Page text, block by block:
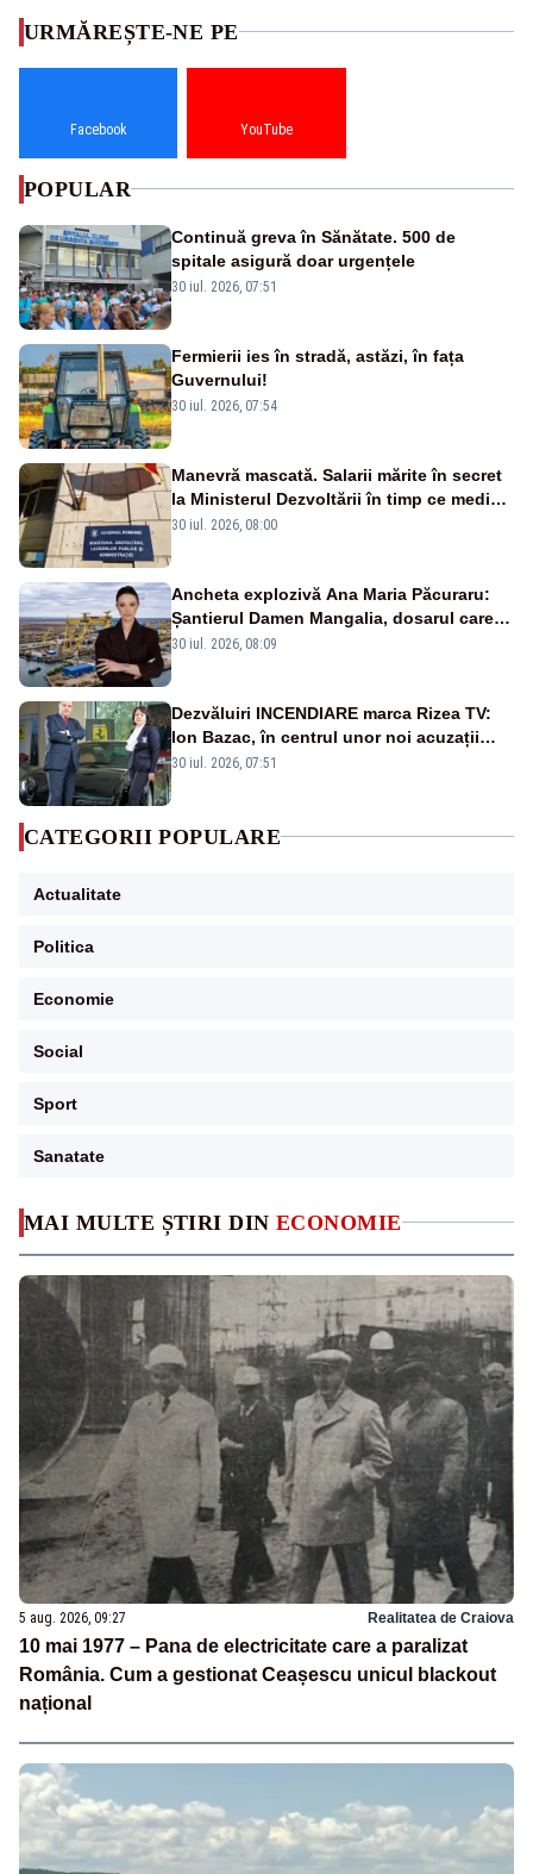
MAI MULTE ȘTIRI DIN ECONOMIE
5 aug. 2026, 09:27 Realitatea de Craiova
10 mai 1977 – Pana de electricitate care a paralizat
România. Cum a gestionat Ceașescu unicul blackout
național
URMĂREȘTE-NE PE
Facebook YouTube
POPULAR
Continuă greva în Sănătate. 500 de
spitale asigură doar urgențele
30 iul. 2026, 07:51
Fermierii ies în stradă, astăzi, în fața
Guvernului!
30 iul. 2026, 07:54
Manevră mascată. Salarii mărite în secret
la Ministerul Dezvoltării în timp ce medicii
ies în stradă
30 iul. 2026, 08:00
Ancheta explozivă Ana Maria Păcuraru:
Șantierul Damen Mangalia, dosarul care
scufundă apărarea României
30 iul. 2026, 08:09
Dezvăluiri INCENDIARE marca Rizea TV:
Ion Bazac, în centrul unor noi acuzații
publice
30 iul. 2026, 07:51
CATEGORII POPULARE
Actualitate
Politica
Economie
Social
Sport
Sanatate